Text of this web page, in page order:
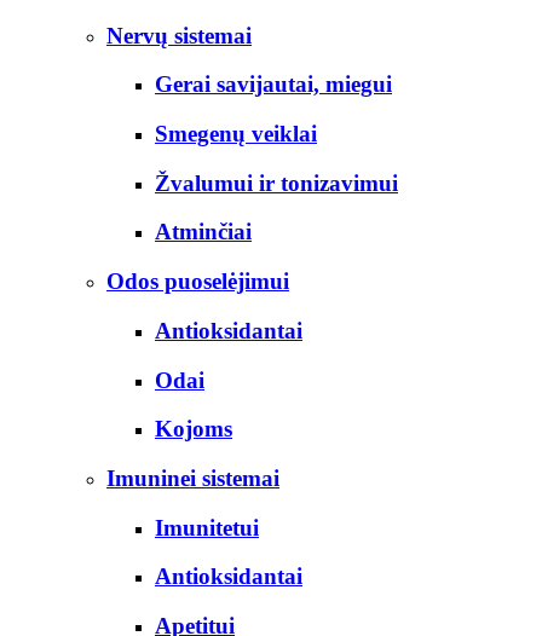
Nervų sistemai
Gerai savijautai, miegui
Smegenų veiklai
Žvalumui ir tonizavimui
Atminčiai
Odos puoselėjimui
Antioksidantai
Odai
Kojoms
Imuninei sistemai
Imunitetui
Antioksidantai
Apetitui